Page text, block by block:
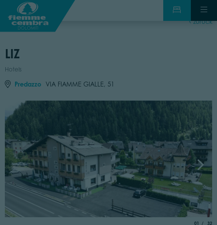
zurück
LIZ
Hotels
Predazzo VIA FIAMME GIALLE, 51
01 von
32